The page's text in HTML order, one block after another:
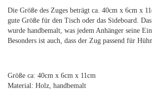
Die Größe des Zuges beträgt ca. 40cm x 6cm x
gute Größe für den Tisch oder das Sideboard.
wurde handbemalt, was jedem Anhänger seine
Besonders ist auch, dass der Zug passend für
Größe ca: 40cm x 6cm x 11cm
Material: Holz, handbemalt